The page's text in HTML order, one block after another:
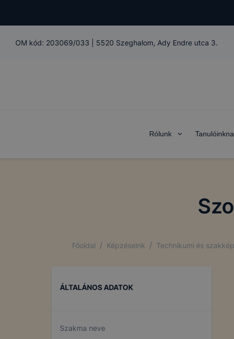
OM kód: 203069/033 5520 Szeghalom, Ady Endre utca 3.
Rólunk
Főoldal / Képzéseink / Technikumi és
ÁLTALÁNOS ADATOK
Szakma neve